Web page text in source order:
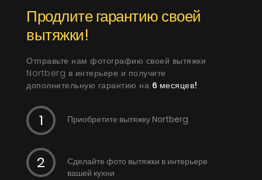
Продлите гарантию своей
вытяжки!
Отправьте нам фотографию своей вытяжки
Nortberg в интерьере и получите
дополнительную гарантию на 6 месяцев!
Приобретите вытяжку Nortberg
Сделайте фото вытяжки в интерьере
вашей кухни